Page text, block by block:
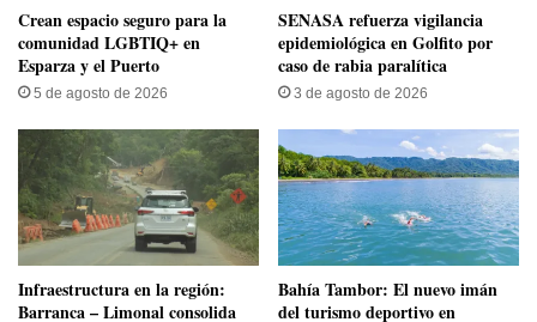
Crean espacio seguro para la
comunidad LGBTIQ+ en
Esparza y el Puerto
5 de agosto de 2026
SENASA refuerza vigilancia
epidemiológica en Golfito por
caso de rabia paralítica
3 de agosto de 2026
Infraestructura en la región:
Barranca – Limonal consolida
Bahía Tambor: El nuevo imán
del turismo deportivo en